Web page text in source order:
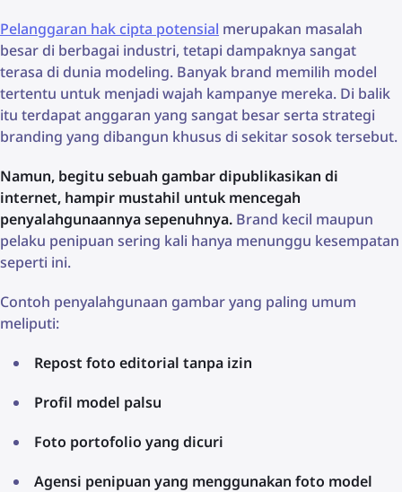
Pelanggaran hak cipta potensial merupakan masalah
besar di berbagai industri, tetapi dampaknya sangat
terasa di dunia modeling. Banyak brand memilih model
tertentu untuk menjadi wajah kampanye mereka. Di balik
itu terdapat anggaran yang sangat besar serta strategi
branding yang dibangun khusus di sekitar sosok tersebut.
Namun, begitu sebuah gambar dipublikasikan di
internet, hampir mustahil untuk mencegah
penyalahgunaannya sepenuhnya. Brand kecil maupun
pelaku penipuan sering kali hanya menunggu kesempatan
seperti ini.
Contoh penyalahgunaan gambar yang paling umum
meliputi:
Repost foto editorial tanpa izin
Profil model palsu
Foto portofolio yang dicuri
Agensi penipuan yang menggunakan foto model